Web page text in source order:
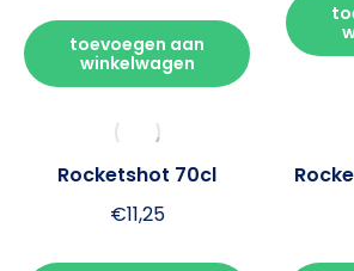
toevoegen aan
winkelwagen
Rocketshot 70cl
€11,25